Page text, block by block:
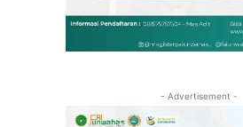
- Advertisement -